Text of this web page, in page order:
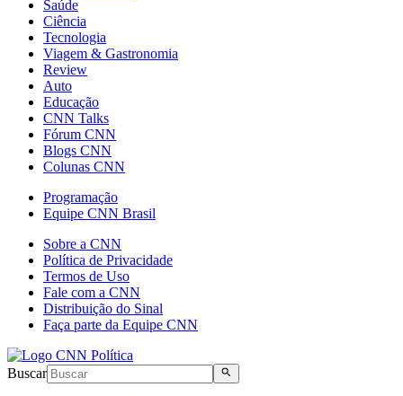
Saúde
Ciência
Tecnologia
Viagem & Gastronomia
Review
Auto
Educação
CNN Talks
Fórum CNN
Blogs CNN
Colunas CNN
Programação
Equipe CNN Brasil
Sobre a CNN
Política de Privacidade
Termos de Uso
Fale com a CNN
Distribuição do Sinal
Faça parte da Equipe CNN
Buscar